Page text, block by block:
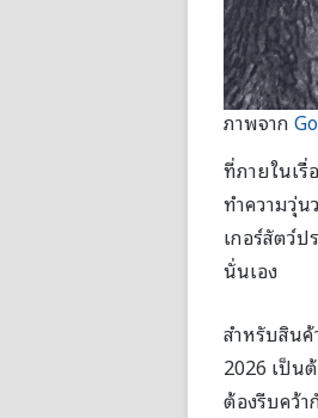
ภาพจาก
ที่ภายในเ
ทำความวุ่
เกอร์สัตว์ป
นั่นเอง
สำหรับสิน
2026 เป็น
ต้องรีบคว้า